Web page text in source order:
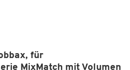
für
MixMatch mit Volumen